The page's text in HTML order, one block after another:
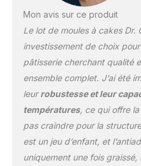
cm
25
Mon avis sur ce produit
Le lot de moules à cakes
investissement de choix
pâtisserie cherchant qualité
ensemble complet. J’ai été
leurrobustesse et leur
températures, ce qui offre
pas craindre pour la
est un jeu d’enfant, et
uniquement une fois